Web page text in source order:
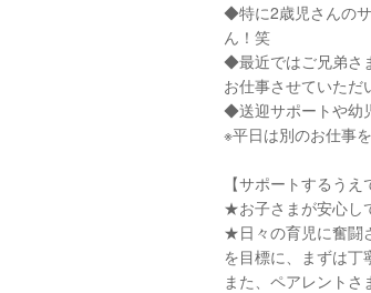
◆特に2歳児さんの
ん！笑
◆最近ではご兄弟さ
お仕事させていただ
◆送迎サポートや幼
※平日は別のお仕事
【サポートするうえ
★お子さまが安心し
★日々の育児に奮闘
を目標に、まずは丁
また、ペアレント